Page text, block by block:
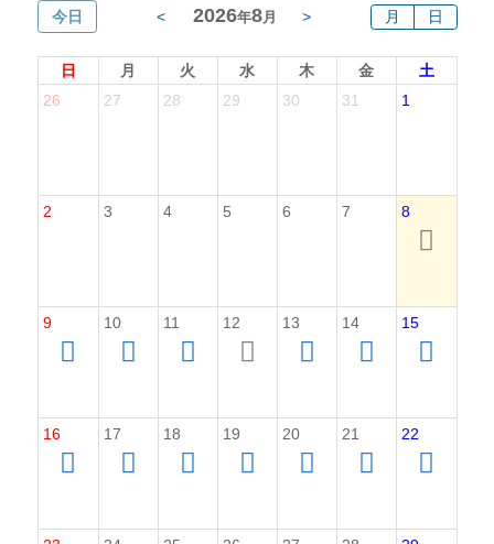
今日 < 2026年8 月 > 月 日
日 月 火 水 木 金
土
26
27 28 29 30 31 1
2 3 4 5 6 7 8
9 10 11 12 13 14 15
16 17 18 19 20 21 22